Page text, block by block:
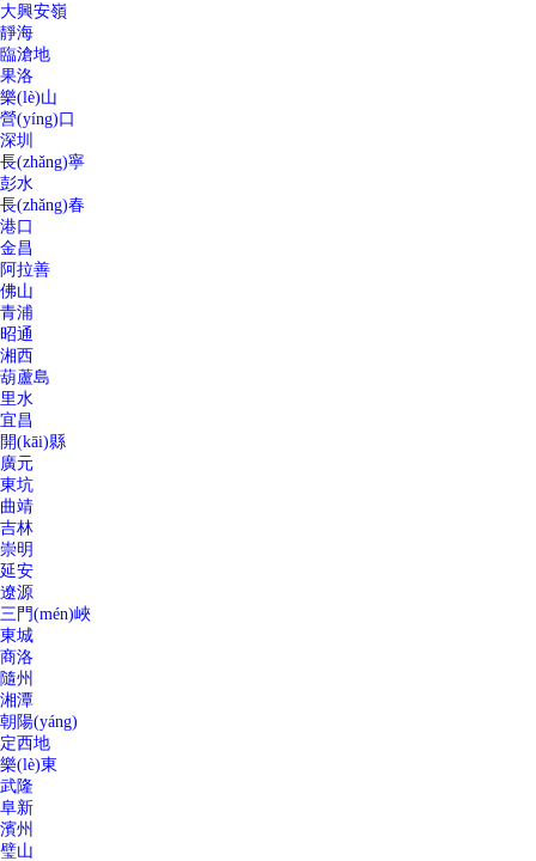
大興安嶺
靜海
臨滄地
果洛
樂(lè)山
營(yíng)口
深圳
長(zhǎng)寧
彭水
長(zhǎng)春
港口
金昌
阿拉善
佛山
青浦
昭通
湘西
葫蘆島
里水
宜昌
開(kāi)縣
廣元
東坑
曲靖
吉林
崇明
延安
遼源
三門(mén)峽
東城
商洛
隨州
湘潭
朝陽(yáng)
定西地
樂(lè)東
武隆
阜新
濱州
璧山